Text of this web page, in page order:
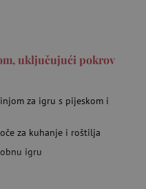
uključujući pokrov
za igru s pijeskom i
za kuhanje i roštilja
igru